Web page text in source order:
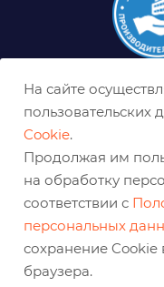
+7 (800) 333-03-
sale@belabraziv.ru
baz@belabraziv.ru
308009, Россия,
ул.
На сайте
пользовательских
Cookie.
Продолжая им
на обработку
соответствии с
персональных
сохранение Cookie
браузера.